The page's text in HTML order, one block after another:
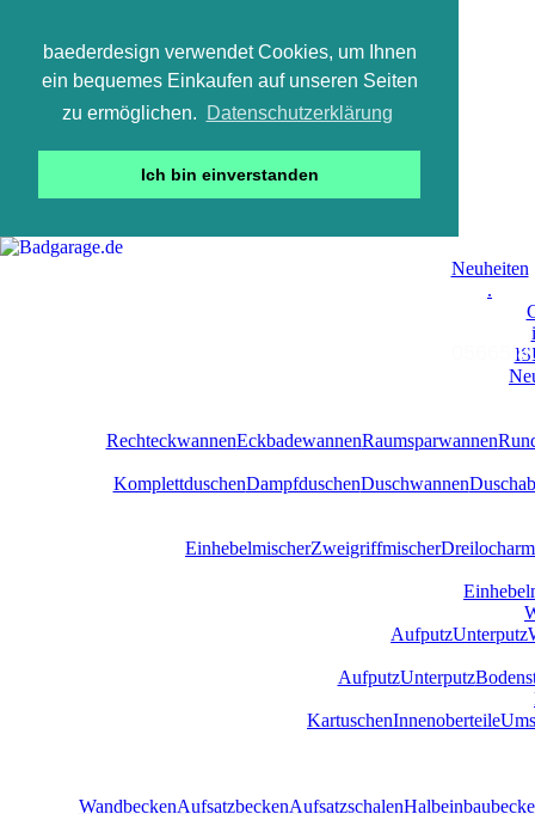
baederdesign verwendet Cookies, um Ihnen
ein bequemes Einkaufen auf unseren Seiten
zu ermöglichen.
Datenschutzerklärung
Ich bin einverstanden
05665
Neuheiten
.
RechteckwannenEckbadewannenRaumsparwannen
KomplettduschenDampfduschenDuschwannen
EinhebelmischerZweigriffmischer
AufputzUnterputz
AufputzUnterputz
KartuschenInnenoberteile
WandbeckenAufsatzbeckenAufsatzschalen